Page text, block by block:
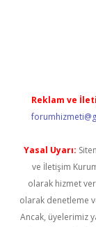
Reklam ve
Yasal Uyarı:
ve İletişim
olarak hizmet
olarak denetleme
Ancak, üyelerimiz